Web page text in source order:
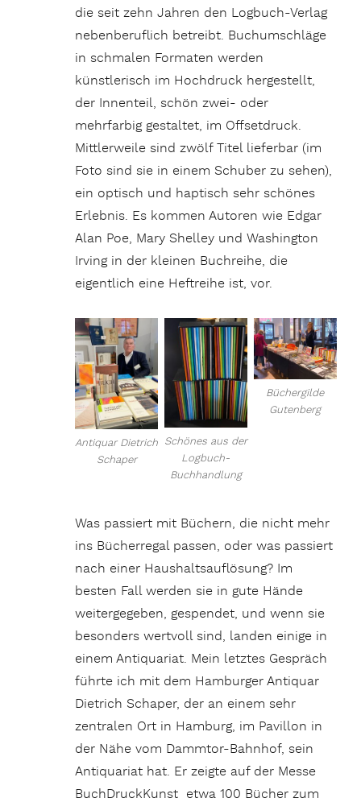
die seit zehn Jahren den Logbuch-Verlag
nebenberuflich betreibt. Buchumschläge
in schmalen Formaten werden
künstlerisch im Hochdruck hergestellt,
der Innenteil, schön zwei- oder
mehrfarbig gestaltet, im Offsetdruck.
Mittlerweile sind zwölf Titel lieferbar (im
Foto sind sie in einem Schuber zu sehen),
ein optisch und haptisch sehr schönes
Erlebnis. Es kommen Autoren wie Edgar
Alan Poe, Mary Shelley und Washington
Irving in der kleinen Buchreihe, die
eigentlich eine Heftreihe ist, vor.
Antiquar Dietrich
Schaper
Schönes aus der
Logbuch-
Buchhandlung
Büchergilde
Gutenberg
Was passiert mit Büchern, die nicht mehr
ins Bücherregal passen, oder was passiert
nach einer Haushaltsauflösung? Im
besten Fall werden sie in gute Hände
weitergegeben, gespendet, und wenn sie
besonders wertvoll sind, landen einige in
einem Antiquariat. Mein letztes Gespräch
führte ich mit dem Hamburger Antiquar
Dietrich Schaper, der an einem sehr
zentralen Ort in Hamburg, im Pavillon in
der Nähe vom Dammtor-Bahnhof, sein
Antiquariat hat. Er zeigte auf der Messe
BuchDruckKunst etwa 100 Bücher zum